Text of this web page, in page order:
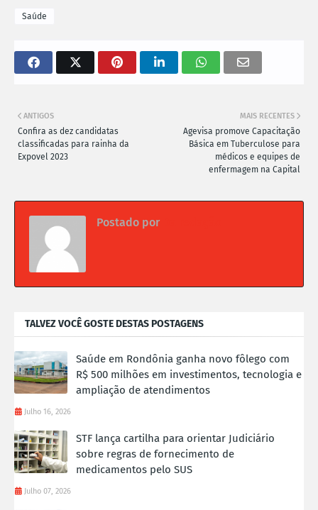
Saúde
MAIS RECENTES
Agevisa promove Capacitação
Básica em Tuberculose para
médicos e equipes de
enfermagem na Capital
ANTIGOS
Confira as dez candidatas
classificadas para rainha da
Expovel 2023
Postado por
TALVEZ VOCÊ GOSTE DESTAS POSTAGENS
Saúde em Rondônia ganha novo fôlego com
R$ 500 milhões em investimentos, tecnologia e
ampliação de atendimentos
Julho 16, 2026
STF lança cartilha para orientar Judiciário
sobre regras de fornecimento de
medicamentos pelo SUS
Julho 07, 2026